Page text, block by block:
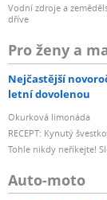
Vodní zdroje a
dříve
Pro ženy a
Nejčastější
letní dovolenou
Okurková limonáda
RECEPT: Kynutý
Tohle nikdy neříkejte!
Auto-moto